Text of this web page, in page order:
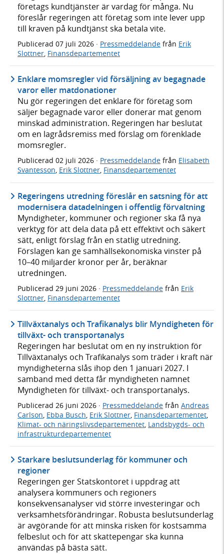
företags kundtjänster är vardag för många. Nu
föreslår regeringen att företag som inte lever upp
till kraven på kundtjänst ska betala vite.
Publicerad 07 juli 2026 · Pressmeddelande från Erik
Slottner Finansdepartementet
Enklare momsregler vid försäljning av begagnade
varor eller matdonationer
Nu gör regeringen det enklare för företag som
säljer begagnade varor eller donerar mat genom
minskad administration. Regeringen har beslutat
om en lagrådsremiss med förslag om förenklade
momsregler.
Publicerad 02 juli 2026 · Pressmeddelande från Elisabeth
Svantesson, Erik Slottner, Finansdepartementet
Regeringens utredning föreslår en satsning för att
modernisera datadelningen i offentlig förvaltning
Myndigheter, kommuner och regioner ska få nya
verktyg för att dela data på ett effektivt och säkert
sätt, enligt förslag från en statlig utredning.
Förslagen kan ge samhällsekonomiska vinster på
10–40 miljarder kronor per år, beräknar
utredningen.
Publicerad 29 juni 2026 · Pressmeddelande från Erik
Slottner, Finansdepartementet
Tillväxtanalys och Trafikanalys blir Myndigheten för
tillväxt- och transportanalys
Regeringen har beslutat om en ny instruktion för
Tillväxtanalys och Trafikanalys som träder i kraft när
myndigheterna slås ihop den 1 januari 2027. I
samband med detta får myndigheten namnet
Myndigheten för tillväxt- och transportanalys.
Publicerad 26 juni 2026 · Pressmeddelande från Andreas
Carlson Ebba Busch Erik Slottner Finansdepartementet
Klimat- och näringslivsdepartementet Landsbygds- och
infrastrukturdepartementet
Starkare beslutsunderlag för kommuner och
regioner
Regeringen ger Statskontoret i uppdrag att
analysera kommuners och regioners
konsekvensanalyser vid större investeringar och
verksamhetsförändringar. Robusta beslutsunderlag
är avgörande för att minska risken för kostsamma
felbeslut och för att skattepengar ska kunna
användas på bästa sätt.